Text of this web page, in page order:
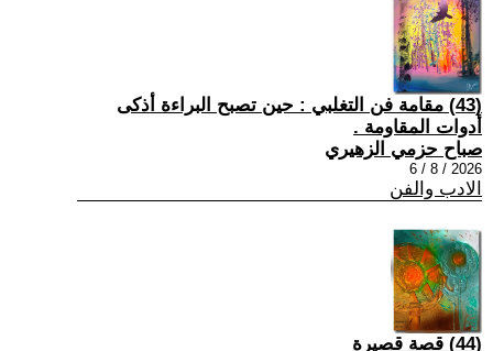
(43) مقامة فن التغلبي : حين تصبح البراءة أذكى
أدوات المقاومة .
صباح حزمي الزهيري
2026 / 8 / 6
الادب والفن
(44) قصة قصيرة